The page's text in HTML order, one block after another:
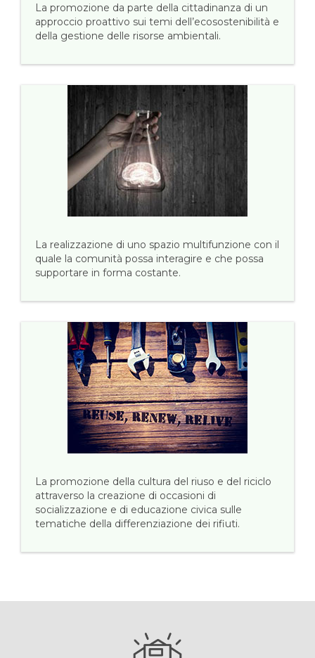
La promozione da parte della cittadinanza di un
approccio proattivo sui temi dell’ecosostenibilità e
della gestione delle risorse ambientali.
La realizzazione di uno spazio multifunzione con il
quale la comunità possa interagire e che possa
supportare in forma costante.
La promozione della cultura del riuso e del riciclo
attraverso la creazione di occasioni di
socializzazione e di educazione civica sulle
tematiche della differenziazione dei rifiuti.